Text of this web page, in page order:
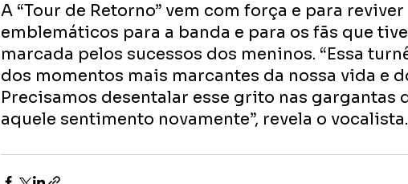
A “Tour de Retorno” vem com força e para
emblemáticos para a banda e para os fãs que
marcada pelos sucessos dos meninos. “Essa
dos momentos mais marcantes da nossa vida e
Precisamos desentalar esse grito nas gargantas
aquele sentimento novamente”, revela o vocalista.